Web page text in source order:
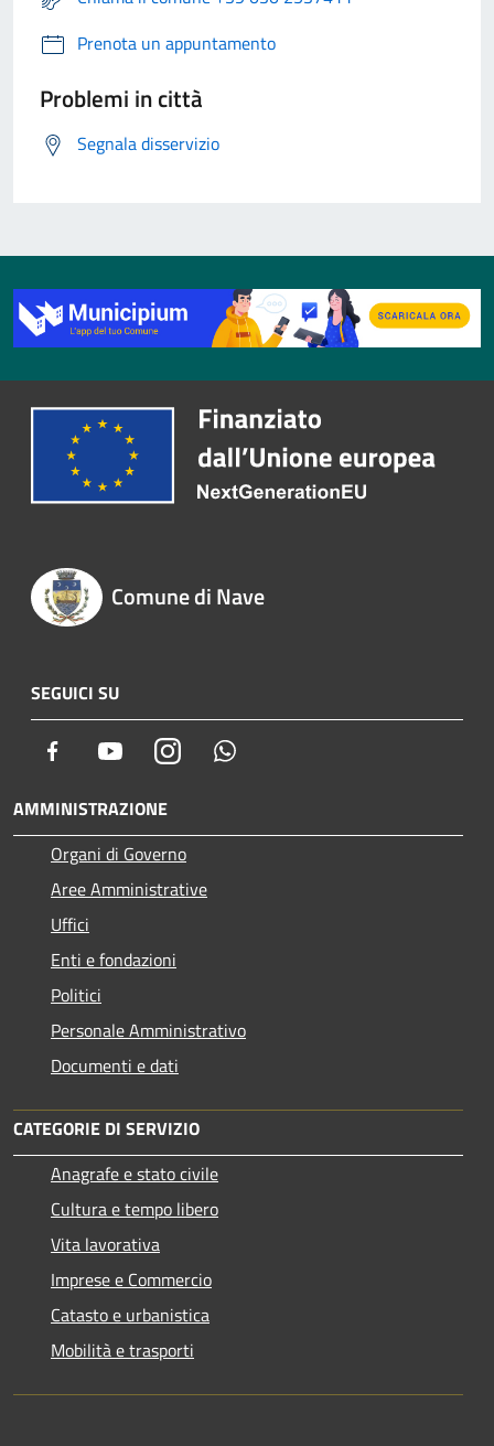
Prenota un appuntamento
Problemi in città
Segnala disservizio
Comune di Nave
SEGUICI SU
Facebook YoutubeInstagram
AMMINISTRAZIONE
Organi di Governo
Aree Amministrative
Uffici
Enti e fondazioni
Politici
Personale Amministrativo
Documenti e dati
CATEGORIE DI SERVIZIO
Anagrafe e stato civile
Cultura e tempo libero
Vita lavorativa
Imprese e Commercio
Catasto e urbanistica
Mobilità e trasporti